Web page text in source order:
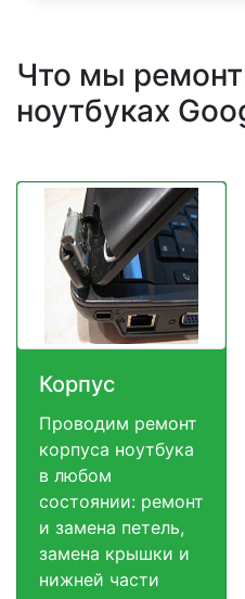
Что мы
ноутбуках
Корпус
Проводим ремонт
корпуса ноутбука
в любом
состоянии: ремонт
и замена петель,
замена крышки и
нижней части